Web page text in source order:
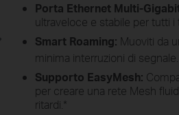
Porta Ethernet Multi-
ultraveloce e stabile per tutti i
Smart Roaming: Muoviti da
minima interruzioni di segnale.
Supporto EasyMesh:
per creare una rete Mesh
ritardi.*